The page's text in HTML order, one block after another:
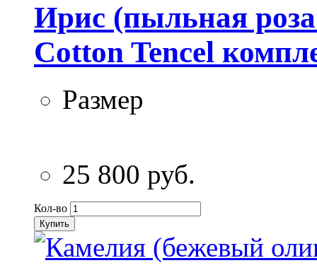
Ирис (пыльная
Cotton Tencel
Размер
25 800 руб.
Кол-во
Купить